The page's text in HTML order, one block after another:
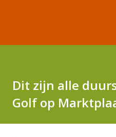
Dit zijn alle
Golf op